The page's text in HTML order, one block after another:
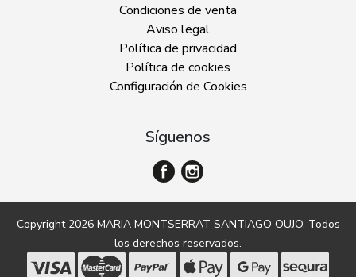
Condiciones de venta
Aviso legal
Política de privacidad
Política de cookies
Configuración de Cookies
Síguenos
Copyright 2026 MARIA MONTSERRAT SANTIAGO OUJO. Todos
los derechos reservados.